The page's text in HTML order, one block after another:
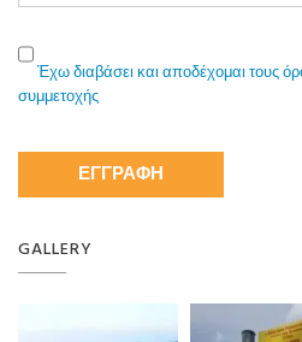
Έχω διαβάσει και αποδέχομαι τους
συμμετοχής
GALLERY